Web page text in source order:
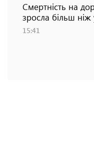
Смертність на
зросла більш ніж
15:41